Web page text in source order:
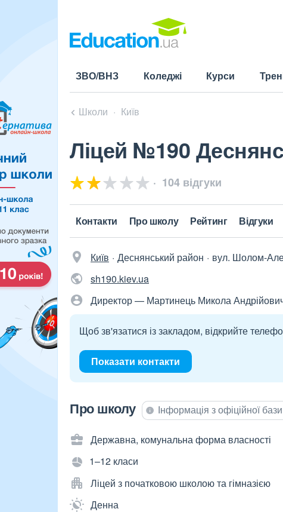
ЗВО/ВНЗ Коледжі Курси
Школи Київ
Ліцей №190
104 відгуки
Контакти Про школу Рейтинг Відгуки
Київ Деснянський район вул. Шолом-
sh190.kiev.ua
Директор — Мартинець Микола
Щоб зв'язатися із закладом, відкрийте
Показати контакти
Про школу Інформація з офіційної
Державна, комунальна форма власності
1–12 класи
Ліцей з початковою школою та гімназією
Денна